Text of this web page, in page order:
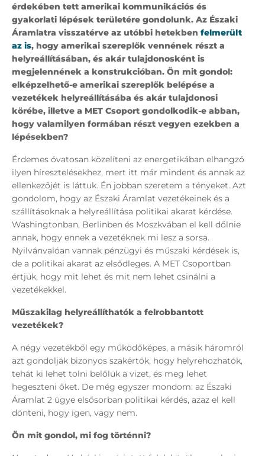
érdekében tett amerikai kommunikációs és
gyakorlati lépések területére gondolunk. Az Északi
Áramlatra visszatérve az utóbbi hetekben felmerült
az is, hogy amerikai szereplők vennének részt a
helyreállításában, és akár tulajdonosként is
megjelennének a konstrukcióban. Ön mit gondol:
elképzelhető-e amerikai szereplők belépése a
vezetékek helyreállításába és akár tulajdonosi
körébe, illetve a MET Csoport gondolkodik-e abban,
hogy valamilyen formában részt vegyen ezekben a
lépésekben?
Érdemes óvatosan közelíteni az energetikában elhangzó
ilyen híresztelésekhez, mert itt már mindent és annak az
ellenkezőjét is láttuk. Én jobban szeretem a tényeket. Azt
gondolom, hogy az Északi Áramlat vezetékeinek és a
szállításoknak a helyreállítása politikai akarat kérdése.
Washingtonban, Berlinben és Moszkvában el kell dőlnie
annak, hogy ennek a vezetéknek mi lesz a sorsa.
Nyilvánvalóan vannak pénzügyi és műszaki kérdések is,
de a politikai akarat az elsődleges. A MET Csoportban
értjük, hogy mit lehet és mit nem lehet csinálni a
vezetékekkel.
Műszakilag helyreállíthatók a felrobbantott
vezetékek?
A négy vezetékből egy működőképes, a másik háromról
azt gondolják bizonyos szakértők, hogy helyrehozhatók,
tehát ki lehet tolni belőlük a vizet, és meg lehet
hegeszteni őket. De még egyszer mondom: az Északi
Áramlat 2 ügye elsősorban politikai kérdés, azaz el kell
dönteni, hogy igen, vagy nem.
Ön mit gondol, mi fog történni?